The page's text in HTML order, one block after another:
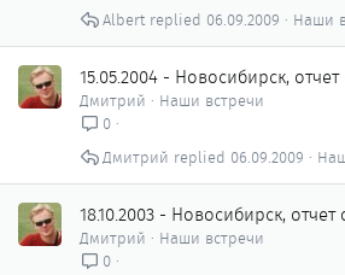
Наши
06.09.2009
Albert
15.05.2004 - Новосибирск,
Дмитрий
Наши встречи
0
06.09.2009
Дмитрий
18.10.2003 - Новосибирск, отчет
Дмитрий
Наши встречи
0